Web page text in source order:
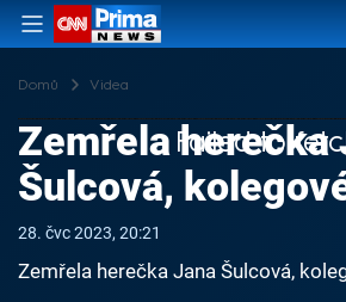
Domů Videa
Failed to
Zemřela herečka
Šulcová,
28. čvc 2023, 20:21
Zemřela herečka Jana Šulcová,